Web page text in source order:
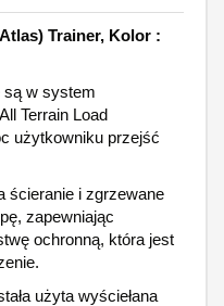
Trainer, Kolor :
są w system
Terrain Load
użytkowniku przejść
ścieranie i zgrzewane
zapewniając
ochronną, która jest
użyta wyściełana